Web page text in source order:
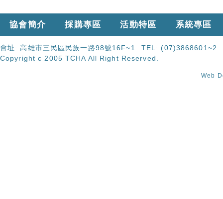
協會簡介 採購專區 活動特區 系統專區
會址:高雄市三民區民族一路98號16F~1 TEL: (07)3868601~2
Copyright c 2005 TCHA All Right Reserved.
Web